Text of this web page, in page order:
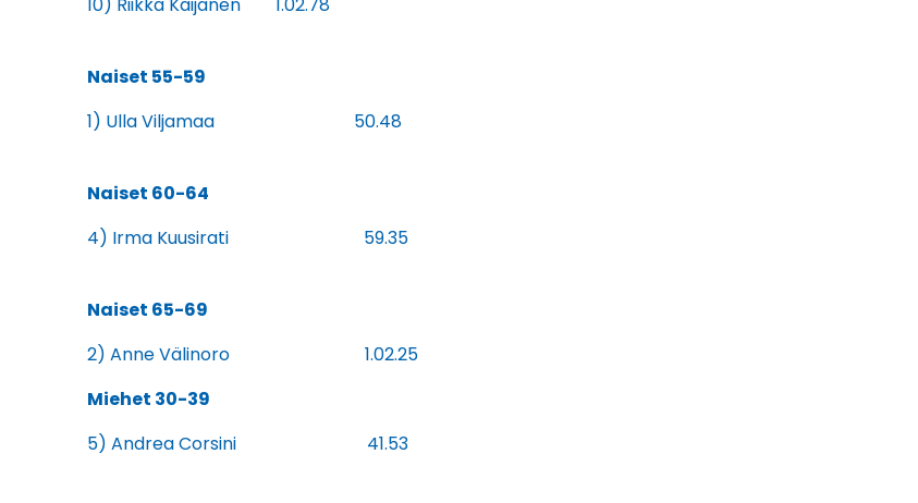
Naiset 55-59
1) Ulla Viljamaa 50.48
Naiset 60-64
4) Irma Kuusirati 59.35
Naiset 65-69
2) Anne Välinoro 1.02.25
Miehet 30-39
5) Andrea Corsini 41.53